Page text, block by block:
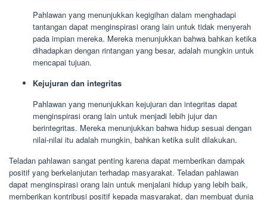
Pahlawan yang menunjukkan kegigihan dalam menghadapi
tantangan dapat menginspirasi orang lain untuk tidak menyerah
pada impian mereka. Mereka menunjukkan bahwa bahkan ketika
dihadapkan dengan rintangan yang besar, adalah mungkin untuk
mencapai tujuan.
Kejujuran dan integritas
Pahlawan yang menunjukkan kejujuran dan integritas dapat
menginspirasi orang lain untuk menjadi lebih jujur dan
berintegritas. Mereka menunjukkan bahwa hidup sesuai dengan
nilai-nilai itu adalah mungkin, bahkan ketika sulit dilakukan.
Teladan pahlawan sangat penting karena dapat memberikan dampak
positif yang berkelanjutan terhadap masyarakat. Teladan pahlawan
dapat menginspirasi orang lain untuk menjalani hidup yang lebih baik,
memberikan kontribusi positif kepada masyarakat, dan membuat dunia